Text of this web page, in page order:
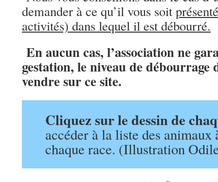
demander à ce qu’il vous soit
activités) dans lequel il est débourré.
En aucun cas, l’association ne
gestation, le niveau de débourrage
vendre sur ce site.
Cliquez sur le dessin de
accéder à la liste des animaux
chaque race. (Illustration